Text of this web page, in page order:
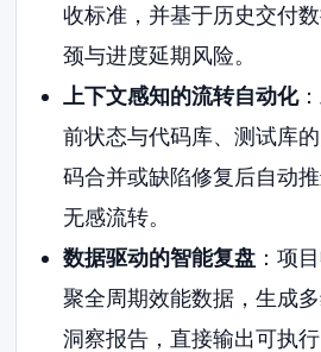
收标准，并基于历史交付
颈与进度延期风险。
上下文感知的流转自动化
前状态与代码库、测试库
码合并或缺陷修复后自动
无感流转。
数据驱动的智能复盘：项
聚全周期效能数据，生成
洞察报告，直接输出可执行